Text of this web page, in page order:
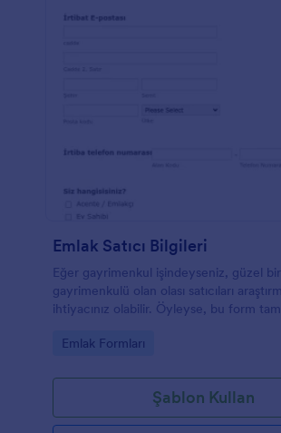
Emlak Satıcı Bilgileri
Eğer gayrimenkul işindeyseniz, güzel
gayrimenkulü olan olası satıcıları
ihtiyacınız olabilir. Öyleyse, bu form
Go to Category:
Emlak Formları
Şablon Kullan